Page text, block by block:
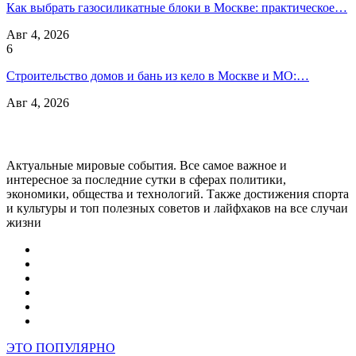
Как выбрать газосиликатные блоки в Москве: практическое…
Авг 4, 2026
6
Строительство домов и бань из кело в Москве и МО:…
Авг 4, 2026
Актуальные мировые события. Все самое важное и
интересное за последние сутки в сферах политики,
экономики, общества и технологий. Также достижения спорта
и культуры и топ полезных советов и лайфхаков на все случаи
жизни
ЭТО ПОПУЛЯРНО